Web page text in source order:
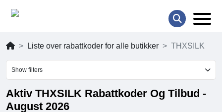
Liste over rabattkoder for alle butikker THXSILK
Show filters
Aktiv THXSILK Rabattkoder Og Tilbud -
August 2026